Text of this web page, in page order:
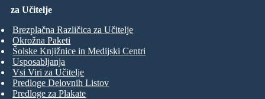
za Učitelje
Brezplačna Različica za Učitelje
Okrožna Paketi
Šolske Knjižnice in Medijski Centri
Usposabljanja
Vsi Viri za Učitelje
Predloge Delovnih Listov
Predloge za Plakate